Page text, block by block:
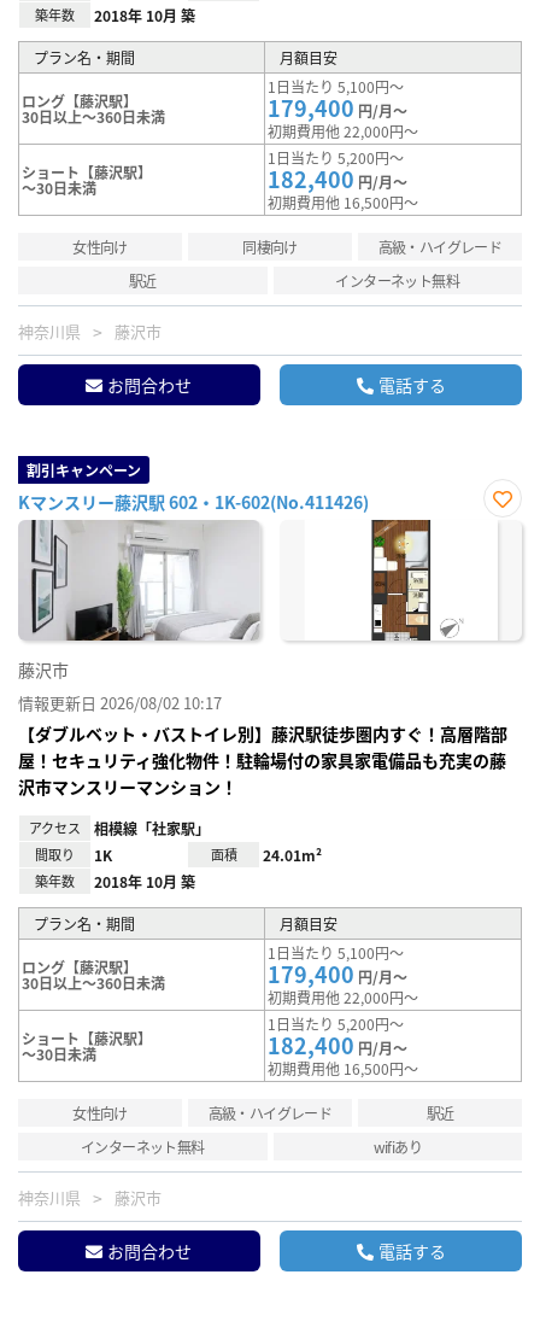
築年数 2018年 10月 築
プラン名・期間 月額目安
ロング【藤沢駅】
30日以上～360日未満
1日当たり 5,100円～
179,400 円/月～
初期費用他 22,000円～
ショート【藤沢駅】
～30日未満
1日当たり 5,200円～
182,400 円/月～
初期費用他 16,500円～
女性向け 同棲向け
高級・ハイグレード
駅近
インターネット無料
神奈川県 藤沢市
お問合わせ 電話する
割引キャンペーン
Kマンスリー藤沢駅 602・1K-602(No.411426)
お気
藤沢市
情報更新日 2026/08/02 10:17
【ダブルベット・バストイレ別】藤沢駅徒歩圏内すぐ！高層階部
屋！セキュリティ強化物件！駐輪場付の家具家電備品も充実の藤
沢市マンスリーマンション！
アクセス 相模線「社家駅」
間取り 1K 面積 24.01m²
築年数 2018年 10月 築
プラン名・期間 月額目安
ロング【藤沢駅】
30日以上～360日未満
1日当たり 5,100円～
179,400 円/月～
初期費用他 22,000円～
ショート【藤沢駅】
～30日未満
1日当たり 5,200円～
182,400 円/月～
初期費用他 16,500円～
女性向け 高級・ハイグレード
駅近
インターネット無料
wifiあり
神奈川県 藤沢市
お問合わせ 電話する